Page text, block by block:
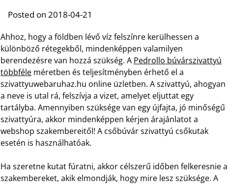
Posted on 2018-04-21
Ahhoz, hogy a földben lévő víz felszínre kerülhessen a
különböző rétegekből, mindenképpen valamilyen
berendezésre van hozzá szükség. A Pedrollo búvárszivattyú
többféle méretben és teljesítményben érhető el a
szivattyuwebaruhaz.hu online üzletben. A szivattyú, ahogyan
a neve is utal rá, felszívja a vizet, amelyet eljuttat egy
tartályba. Amennyiben szüksége van egy újfajta, jó minőségű
szivattyúra, akkor mindenképpen kérjen árajánlatot a
webshop szakembereitől! A csőbúvár szivattyú csőkutak
esetén is használhatóak.
Ha szeretne kutat fúratni, akkor célszerű időben felkeresnie a
szakembereket, akik elmondják, hogy mire lesz szüksége. A